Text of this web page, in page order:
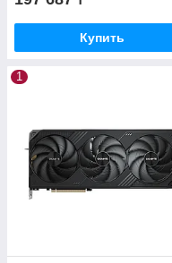
Купить
1